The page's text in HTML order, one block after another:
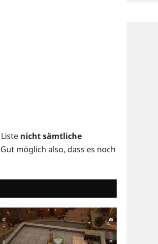
nicht sämtliche
möglich also, dass es noch